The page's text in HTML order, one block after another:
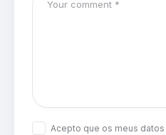
Acepto que os meus